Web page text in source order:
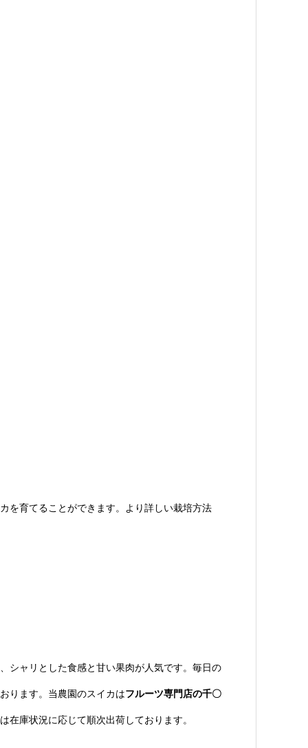
を育てることができます。より詳しい栽培方法
シャリとした食感と甘い果肉が人気です。毎日の
ります。当農園のスイカはフルーツ専門店の千〇
庫状況に応じて順次出荷しております。